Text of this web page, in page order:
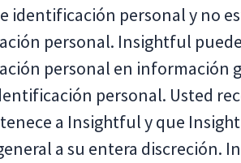
identificación personal y no
personal. Insightful
personal en información
personal. Usted
a Insightful y que
a su entera discreción.